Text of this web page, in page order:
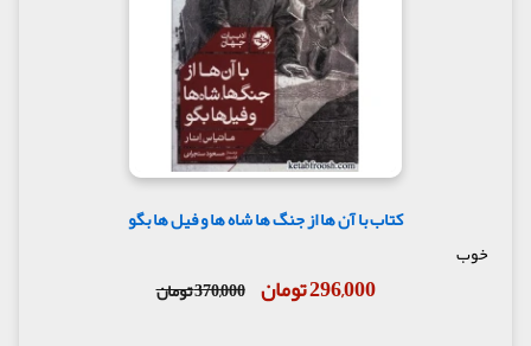
کتاب با آن ها از جنگ ها شاه ها و فیل ها بگو
خوب
296,000 تومان 370,000 تومان